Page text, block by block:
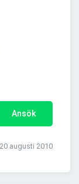
Ansök
20 augusti 2010